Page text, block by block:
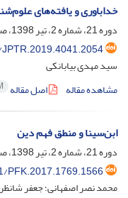
خداباوری و یافته‌های
دوره 21، شماره 2، تیر 1398، صفحه
سید مهدی بیابانکی
مشاهده مقاله
اصل مقاله
ابن‌سینا و منطق فهم دین
دوره 21، شماره 2، تیر 1398، صفحه
PFK.2017.1769.1566
محمد نصر اصفهانی؛ جعفر